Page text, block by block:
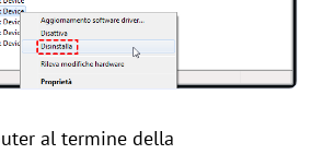
al termine della